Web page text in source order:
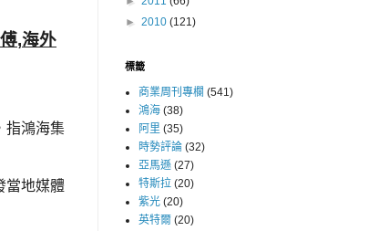
,海外
指鴻海集
當地媒體
► 2010 (121)
標籤
商業周刊專欄 (541)
鴻海 (38)
阿里 (35)
時勢評論 (32)
亞馬遜 (27)
特斯拉 (20)
紫光 (20)
英特爾 (20)